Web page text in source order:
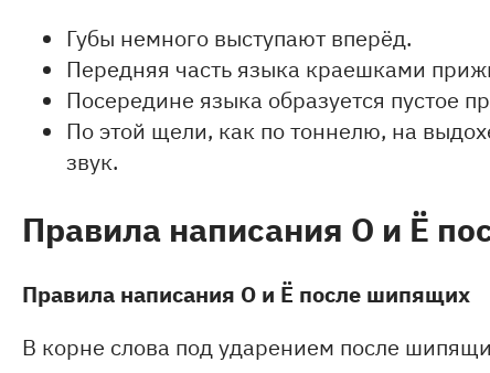
Губы немного выступают вперёд.
Передняя часть языка краешками
Посередине языка образуется пустое
По этой щели, как по тоннелю, на
звук.
Правила написания О и Ё
Правила написания О и Ё после шипящих
В корне слова под ударением после